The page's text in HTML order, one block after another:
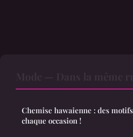
Chemise hawaienne : des
chaque occasion !